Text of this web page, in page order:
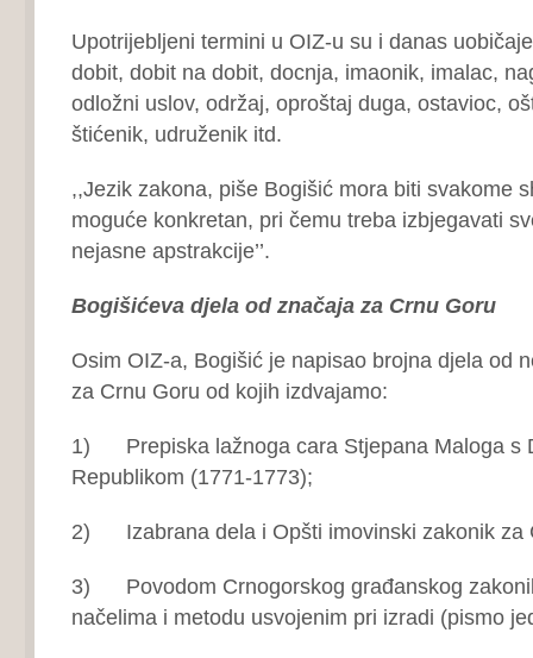
Upotrijebljeni termini u OIZ-u su i danas
dobit, dobit na dobit, docnja, imaonik, imalac,
odložni uslov, održaj, oproštaj duga, ostavioc,
štićenik, udruženik itd.
,,Jezik zakona, piše Bogišić mora biti svakome
moguće konkretan, pri čemu treba izbjegavati
nejasne apstrakcije’’.
Bogišićeva djela od značaja za Crnu Goru
Osim OIZ-a, Bogišić je napisao brojna djela od
za Crnu Goru od kojih izdvajamo:
1) Prepiska lažnoga cara Stjepana Maloga s
Republikom (1771-1773);
2) Izabrana dela i Opšti imovinski zakonik za
3) Povodom Crnogorskog građanskog
načelima i metodu usvojenim pri izradi (pismo